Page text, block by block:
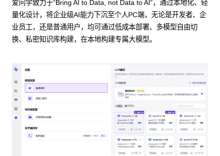
爱问学致力于“Bring AI to Data, not Data to AI”，通过本地化、轻
量化设计，将企业级AI能力下沉至个人PC端，无论是开发者、企
业员工，还是普通用户，均可通过低成本部署、多模型自由切
换、私密知识库构建，在本地构建专属大模型。